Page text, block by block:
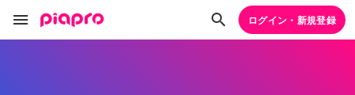
ログイン・新規登録